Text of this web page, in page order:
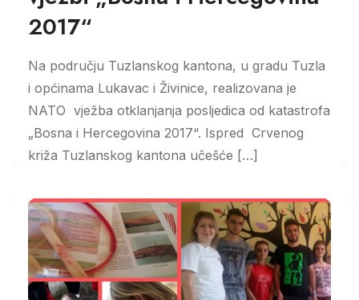
2017“
Na području Tuzlanskog kantona, u gradu Tuzla
i općinama Lukavac i Živinice, realizovana je
NATO vježba otklanjanja posljedica od katastrofa
„Bosna i Hercegovina 2017“. Ispred Crvenog
križa Tuzlanskog kantona učešće […]